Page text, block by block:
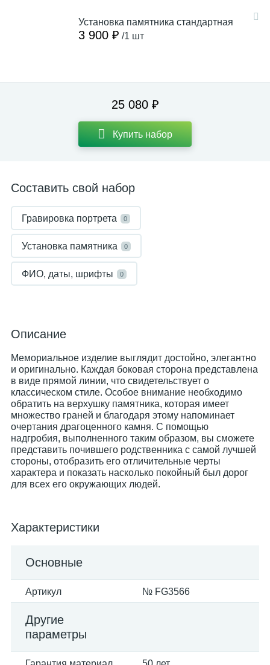
Установка памятника стандартная
3 900 ₽ /1 шт
25 080 ₽
Купить набор
Составить свой набор
Гравировка портрета 0
Установка памятника 0
ФИО, даты, шрифты 0
Описание
Мемориальное изделие выглядит достойно, элегантно
и оригинально. Каждая боковая сторона представлена
в виде прямой линии, что свидетельствует о
классическом стиле. Особое внимание необходимо
обратить на верхушку памятника, которая имеет
множество граней и благодаря этому напоминает
очертания драгоценного камня. С помощью
надгробия, выполненного таким образом, вы сможете
представить почившего родственника с самой лучшей
стороны, отобразить его отличительные черты
характера и показать насколько покойный был дорог
для всех его окружающих людей.
Характеристики
Основные
Артикул № FG3566
Другие
параметры